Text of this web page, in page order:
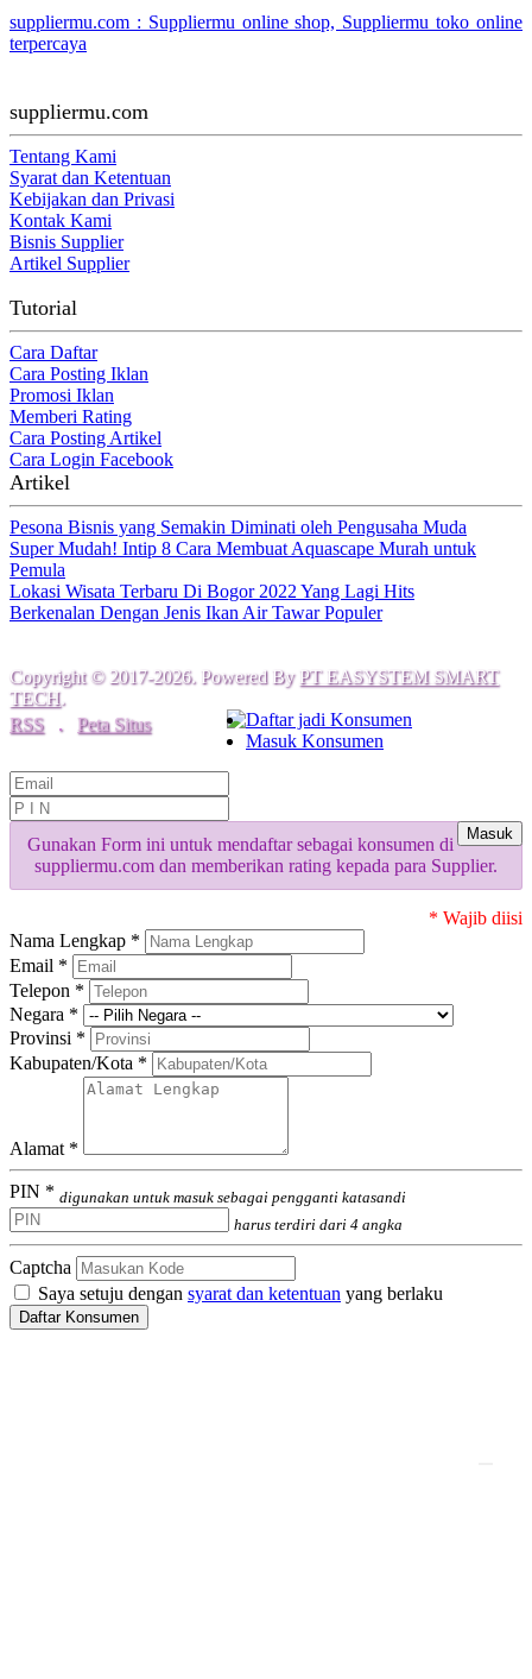
suppliermu.com : Suppliermu online shop, Suppliermu toko online
terpercaya
suppliermu.com
Tentang Kami
Syarat dan Ketentuan
Kebijakan dan Privasi
Kontak Kami
Bisnis Supplier
Artikel Supplier
Tutorial
Cara Daftar
Cara Posting Iklan
Promosi Iklan
Memberi Rating
Cara Posting Artikel
Cara Login Facebook
Artikel
Pesona Bisnis yang Semakin Diminati oleh Pengusaha Muda
Super Mudah! Intip 8 Cara Membuat Aquascape Murah untuk
Pemula
Lokasi Wisata Terbaru Di Bogor 2022 Yang Lagi Hits
Berkenalan Dengan Jenis Ikan Air Tawar Populer
Copyright © 2017-2026. Powered By PT EASYSTEM SMART
TECH.
RSS
. Peta Situs
Daftar jadi Konsumen
Masuk Konsumen
Masuk
Gunakan Form ini untuk mendaftar sebagai konsumen di
suppliermu.com dan memberikan rating kepada para Supplier.
* Wajib diisi
Nama Lengkap *
Email *
Telepon *
Negara *
Provinsi *
Kabupaten/Kota *
Alamat *
PIN * digunakan untuk masuk sebagai pengganti katasandi
harus terdiri dari 4 angka
Captcha
Saya setuju dengan syarat dan ketentuan yang berlaku
Daftar Konsumen